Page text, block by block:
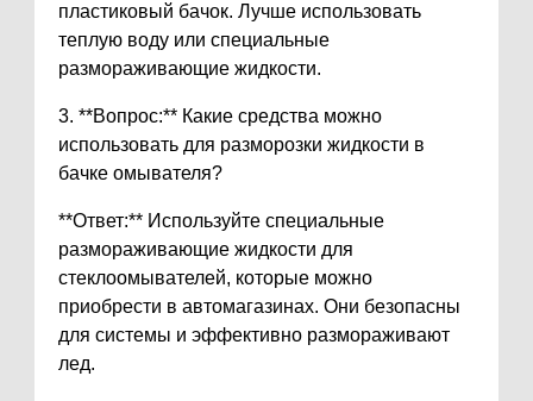
пластиковый бачок. Лучше использовать
теплую воду или специальные
размораживающие жидкости.
3. **Вопрос:** Какие средства можно
использовать для разморозки жидкости в
бачке омывателя?
**Ответ:** Используйте специальные
размораживающие жидкости для
стеклоомывателей, которые можно
приобрести в автомагазинах. Они безопасны
для системы и эффективно размораживают
лед.